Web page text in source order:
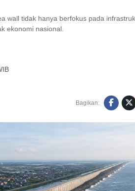
wall tidak hanya berfokus pada
ekonomi nasional.
Bagikan: